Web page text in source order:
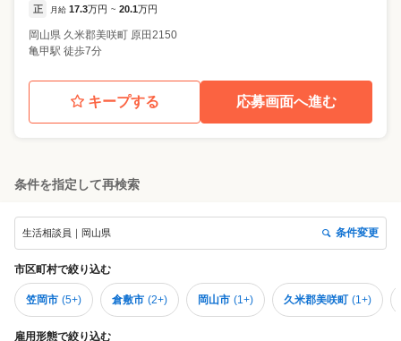
正 月給 17.3万円 ~ 20.1万円
岡山県 久米郡美咲町 原田2150
亀甲駅 徒歩7分
キープする 応募画面へ進む
条件を指定して再検索
生活相談員｜岡山県 条件変更
市区町村で絞り込む
笠岡市 (5+) 倉敷市 (2+) 岡山市 (1+) 久米郡美咲町 (1+)
雇用形態で絞り込む